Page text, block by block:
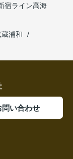
宿ライン高海
蔵浦和
問い合わせ